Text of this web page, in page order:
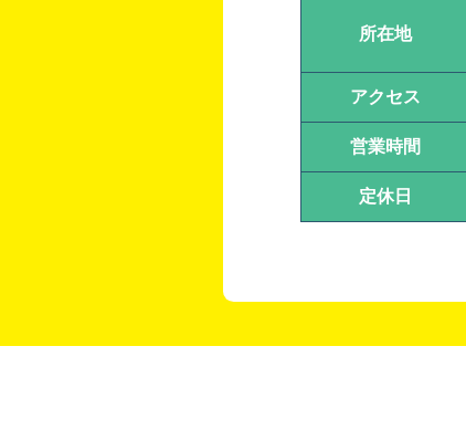
所在地
アクセス
営業時間
定休日